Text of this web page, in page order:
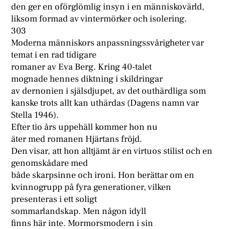
den ger en oförglömlig insyn i en människovärld,
liksom formad av vintermörker och isolering.
303
Moderna människors anpassningssvårigheter var
temat i en rad tidigare
romaner av Eva Berg. Kring 40-talet
mognade hennes diktning i skildringar
av dernonien i själsdjupet, av det outhärdliga som
kanske trots allt kan uthärdas (Dagens namn var
Stella 1946).
Efter tio års uppehäll kommer hon nu
äter med romanen Hjärtans fröjd.
Den visar, att hon alltjämt är en virtuos stilist och en
genomskådare med
både skarpsinne och ironi. Hon berättar om en
kvinnogrupp på fyra generationer, vilken
presenteras i ett soligt
sommarlandskap. Men någon idyll
finns här inte. Mormorsmodern i sin